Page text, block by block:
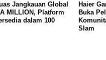
Jangkauan Global
MILLION, Platform
dalam 100
Haier
Buka
Slam